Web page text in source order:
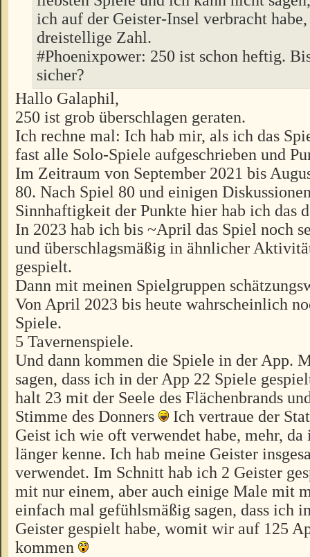
ich auf der Geister-Insel verbracht
dreistellige Zahl.
#Phoenixpower: 250 ist schon heftig.
sicher?
Hallo Galaphil,
250 ist grob überschlagen geraten.
Ich rechne mal: Ich hab mir, als ich das
fast alle Solo-Spiele aufgeschrieben und
Im Zeitraum von September 2021 bis
80. Nach Spiel 80 und einigen
Sinnhaftigkeit der Punkte hier hab ich das
In 2023 hab ich bis ~April das Spiel noch
und überschlagsmäßig in ähnlicher
gespielt.
Dann mit meinen Spielgruppen
Von April 2023 bis heute wahrscheinlich
Spiele.
5 Tavernenspiele.
Und dann kommen die Spiele in der App.
sagen, dass ich in der App 22 Spiele
halt 23 mit der Seele des Flächenbrands
Stimme des Donners
Ich vertraue der
Geist ich wie oft verwendet habe, mehr, da
länger kenne. Ich hab meine Geister
verwendet. Im Schnitt hab ich 2 Geister
mit nur einem, aber auch einige Male mit
einfach mal gefühlsmäßig sagen, dass ich
Geister gespielt habe, womit wir auf 125
kommen